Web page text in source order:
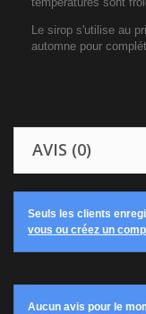
Le sirop s'utilise au
automne pour
AVIS (0)
Seuls les clients
vous ou créez un
Aucun avis pour le